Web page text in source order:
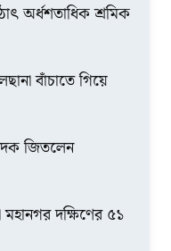
অর্ধশতাধিক শ্রমিক
বাঁচাতে গিয়ে
জিতলেন
মহানগর দক্ষিণের ৫১